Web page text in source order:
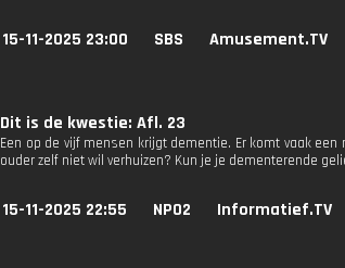
15-11-2025 23:00 SBS Amusement.TV
Dit is de kwestie: Afl. 23
Een op de vijf mensen krijgt dementie. Er komt vaak
ouder zelf niet wil verhuizen? Kun je je dementerende
15-11-2025 22:55 NPO2 Informatief.TV